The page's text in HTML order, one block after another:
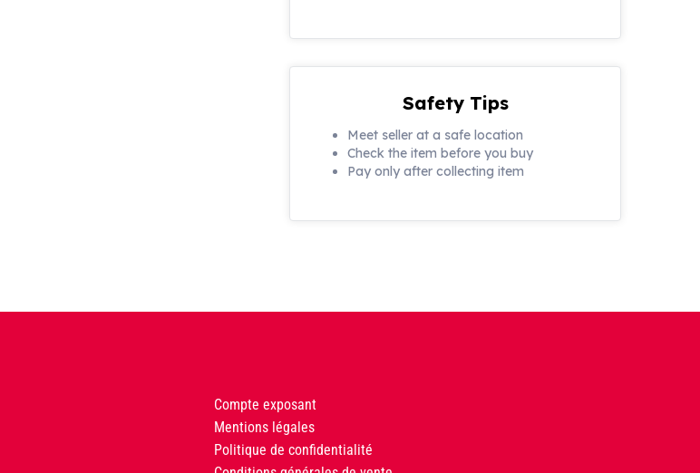
Safety Tips
Meet seller at a safe location
Check the item before you buy
Pay only after collecting item
Compte exposant
Mentions légales
Politique de confidentialité